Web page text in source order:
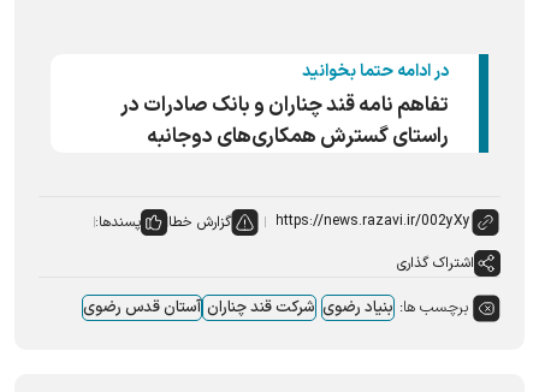
در ادامه حتما بخوانید
تفاهم نامه قند چناران و بانک صادرات در
راستای گسترش همکاری‌های دوجانبه
گزارش خطا
پسندها:
اشتراک گذاری
برچسب ها: بنیاد رضوی شرکت قند چناران آستان قدس رضوی